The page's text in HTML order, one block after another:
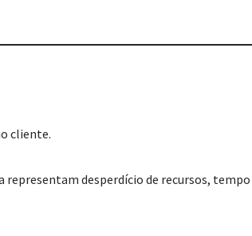
cliente.
representam desperdício de recursos, tempo